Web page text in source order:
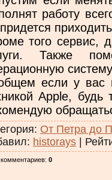
работу
того сервис,
Также
если у вас
Apple, будь
: От Петра до
: historays |
комментариев: 0